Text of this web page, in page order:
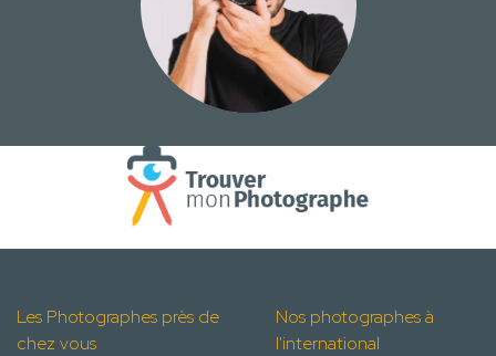
Les Photographes près de
chez vous
Nos photographes à
l'international